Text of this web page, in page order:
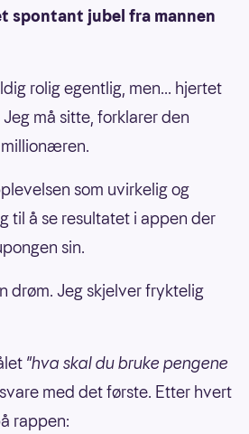
spontant jubel fra mannen
rolig egentlig, men... hjertet
må sitte, forklarer den
som uvirkelig og
til å se resultatet i appen der
sin.
drøm. Jeg skjelver fryktelig
"hva skal du bruke pengene
med det første. Etter hvert
rappen: